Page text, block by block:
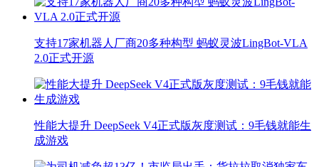
支持17家机器人厂商20多种构型 蚂蚁灵波LingBot-VLA
2.0正式开源
性能大提升 DeepSeek V4正式版灰度测试：9毛钱就能生
成游戏